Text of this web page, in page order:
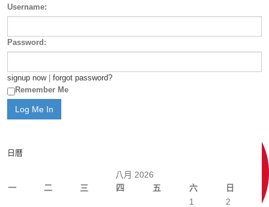
Username:
Password:
signup now| forgot password?
Remember Me
日曆
八月 2026
一
二 三 四 五 六 日
1
2